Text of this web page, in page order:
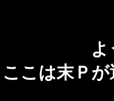
ここは末Ｐ